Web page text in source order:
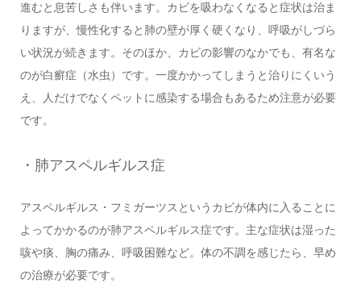
進むと息苦しさも伴います。カビを吸わなくなると症状は治ま
りますが、慢性化すると肺の壁が厚く硬くなり、呼吸がしづら
い状況が続きます。そのほか、カビの影響のなかでも、有名な
のが白癬症（水虫）です。一度かかってしまうと治りにくいう
え、人だけでなくペットに感染する場合もあるため注意が必要
です。
・肺アスペルギルス症
アスペルギルス・フミガーツスというカビが体内に入ることに
よってかかるのが肺アスペルギルス症です。主な症状は湿った
咳や痰、胸の痛み、呼吸困難など。体の不調を感じたら、早め
の治療が必要です。